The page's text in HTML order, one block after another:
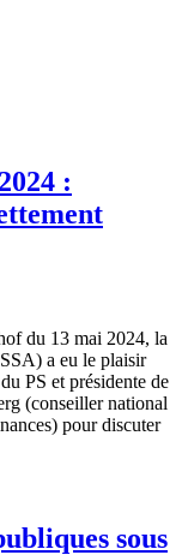
:
du 13 mai 2024, la
a eu le plaisir
PS et présidente de
(conseiller national
pour discuter
sous